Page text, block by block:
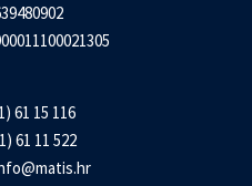
61 15 116
61 11 522